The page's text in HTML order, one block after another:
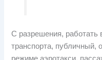
С разрешения, работать
транспорта,
режиме аэротакси,